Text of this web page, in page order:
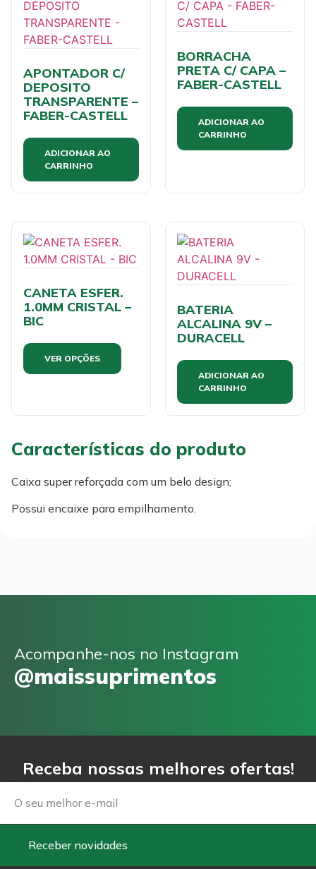
APONTADOR C/
DEPOSITO
TRANSPARENTE –
FABER-CASTELL
ADICIONAR AO
CARRINHO
BORRACHA
PRETA C/ CAPA –
FABER-CASTELL
ADICIONAR AO
CARRINHO
CANETA ESFER.
1.0MM CRISTAL –
BIC
VER OPÇÕES
BATERIA
ALCALINA 9V –
DURACELL
ADICIONAR AO
CARRINHO
Características do produto
Caixa super reforçada com um belo design;
Possui encaixe para empilhamento.
Acompanhe-nos no Instagram
@maissuprimentos
Receba nossas melhores ofertas!
Email
Receber novidades